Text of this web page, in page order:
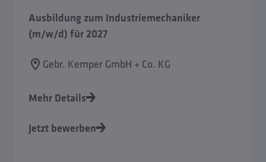
Ausbildung zum Industriemechaniker
(m/w/d) für 2027
Gebr. Kemper GmbH + Co. KG
Mehr Details
Jetzt bewerben